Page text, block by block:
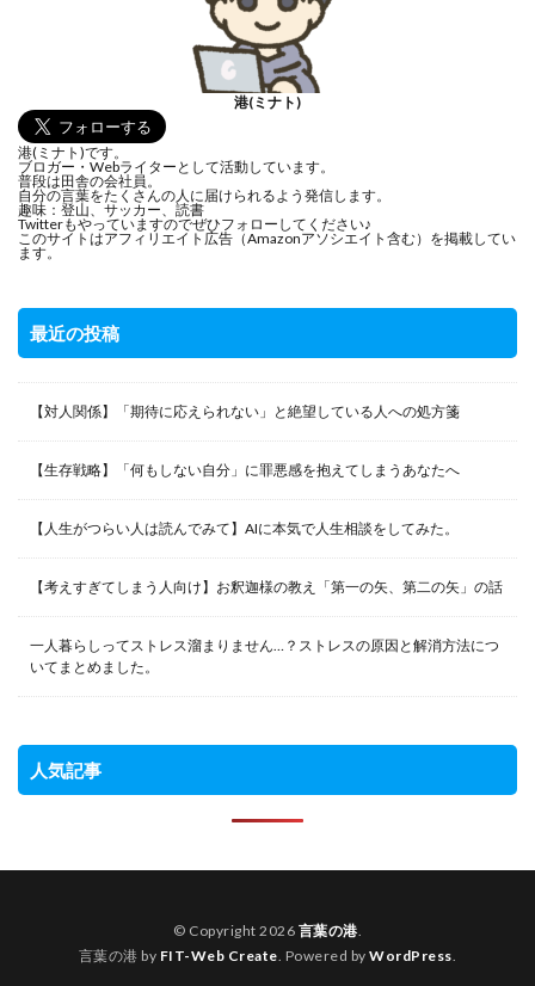
港(ミナト)
港(ミナト)です。
ブロガー・Webライターとして活動しています。
普段は田舎の会社員。
自分の言葉をたくさんの人に届けられるよう発信します。
趣味：登山、サッカー、読書
Twitterもやっていますのでぜひフォローしてください♪
このサイトはアフィリエイト広告（Amazonアソシエイト含む）を掲載してい
ます。
最近の投稿
【対人関係】「期待に応えられない」と絶望している人への処方箋
【生存戦略】「何もしない自分」に罪悪感を抱えてしまうあなたへ
【人生がつらい人は読んでみて】AIに本気で人生相談をしてみた。
【考えすぎてしまう人向け】お釈迦様の教え「第一の矢、第二の矢」の話
一人暮らしってストレス溜まりません…？ストレスの原因と解消方法につ
いてまとめました。
人気記事
© Copyright 2026 言葉の港.
言葉の港 by FIT-Web Create. Powered byWordPress.